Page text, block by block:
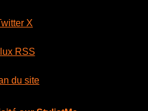
X
RSS
du site